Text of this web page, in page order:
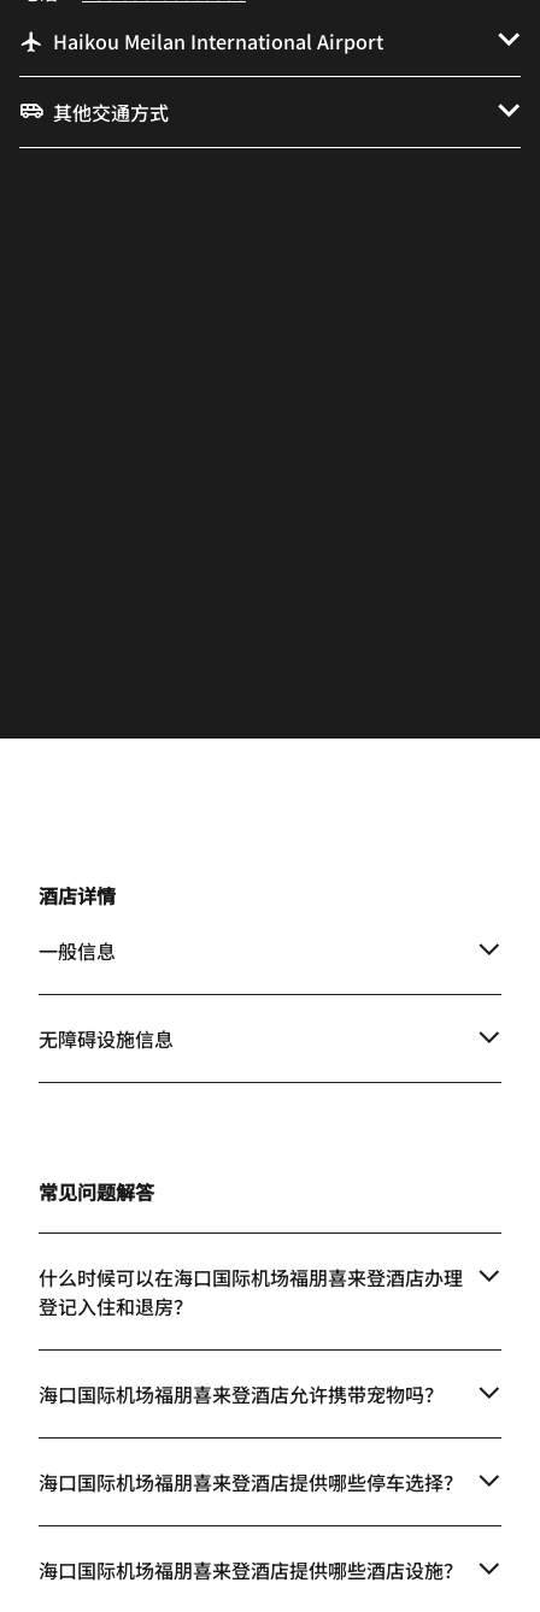
Haikou Meilan International Airport
其他交通方式
酒店详情
一般信息
无障碍设施信息
常见问题解答
什么时候可以在海口国际机场福朋喜来登酒店办理
登记入住和退房？
海口国际机场福朋喜来登酒店允许携带宠物吗？
海口国际机场福朋喜来登酒店提供哪些停车选择？
海口国际机场福朋喜来登酒店提供哪些酒店设施？